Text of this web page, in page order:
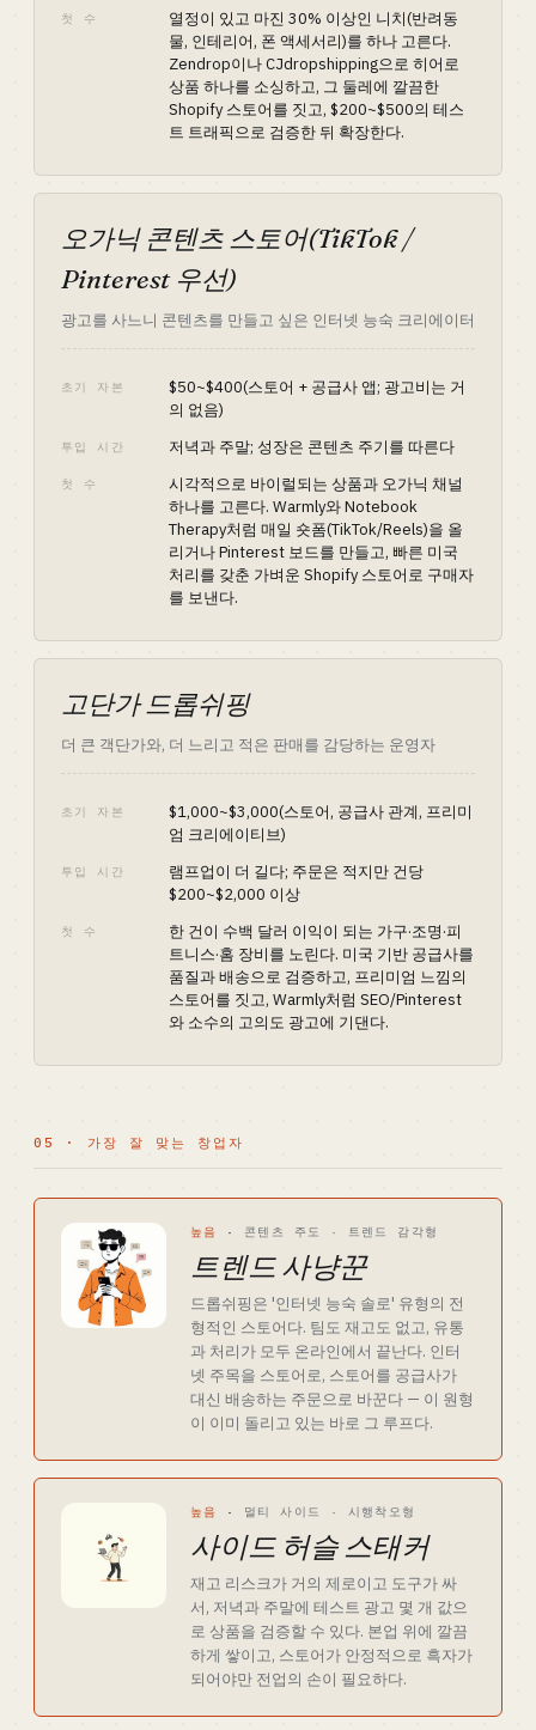
첫 수
열정이 있고 마진 30% 이상인 니치(반려동
물, 인테리어, 폰 액세서리)를 하나 고른다.
Zendrop이나 CJdropshipping으로 히어로
상품 하나를 소싱하고, 그 둘레에 깔끔한
Shopify 스토어를 짓고, $200~$500의 테스
트 트래픽으로 검증한 뒤 확장한다.
오가닉 콘텐츠 스토어(TikTok /
Pinterest 우선)
광고를 사느니 콘텐츠를 만들고 싶은 인터넷 능숙 크리에이터
초기 자본
$50~$400(스토어 + 공급사 앱; 광고비는 거
의 없음)
투입 시간 저녁과 주말; 성장은 콘텐츠 주기를 따른다
첫 수
시각적으로 바이럴되는 상품과 오가닉 채널
하나를 고른다. Warmly와 Notebook
Therapy처럼 매일 숏폼(TikTok/Reels)을 올
리거나 Pinterest 보드를 만들고, 빠른 미국
처리를 갖춘 가벼운 Shopify 스토어로 구매자
를 보낸다.
고단가 드롭쉬핑
더 큰 객단가와, 더 느리고 적은 판매를 감당하는 운영자
초기 자본
$1,000~$3,000(스토어, 공급사 관계, 프리미
엄 크리에이티브)
투입 시간
램프업이 더 길다; 주문은 적지만 건당
$200~$2,000 이상
첫 수
한 건이 수백 달러 이익이 되는 가구·조명·피
트니스·홈 장비를 노린다. 미국 기반 공급사를
품질과 배송으로 검증하고, 프리미엄 느낌의
스토어를 짓고, Warmly처럼 SEO/Pinterest
와 소수의 고의도 광고에 기댄다.
05 · 가장 잘 맞는 창업자
높음 · 콘텐츠 주도 · 트렌드 감각형
트렌드 사냥꾼
드롭쉬핑은 '인터넷 능숙 솔로' 유형의 전
형적인 스토어다. 팀도 재고도 없고, 유통
과 처리가 모두 온라인에서 끝난다. 인터
넷 주목을 스토어로, 스토어를 공급사가
대신 배송하는 주문으로 바꾼다 — 이 원형
이 이미 돌리고 있는 바로 그 루프다.
높음 · 멀티 사이드 · 시행착오형
사이드 허슬 스태커
재고 리스크가 거의 제로이고 도구가 싸
서, 저녁과 주말에 테스트 광고 몇 개 값으
로 상품을 검증할 수 있다. 본업 위에 깔끔
하게 쌓이고, 스토어가 안정적으로 흑자가
되어야만 전업의 손이 필요하다.